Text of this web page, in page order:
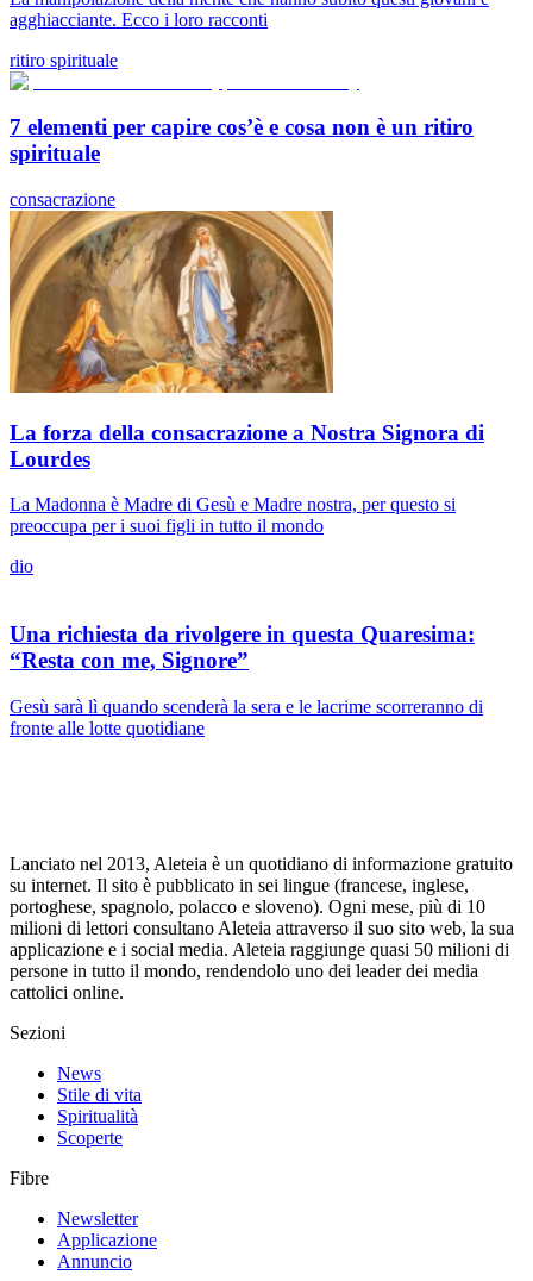
agghiacciante. Ecco i loro racconti
ritiro spirituale
7 elementi per capire cos’è e cosa non è un ritiro
spirituale
consacrazione
La forza della consacrazione a Nostra Signora di
Lourdes
La Madonna è Madre di Gesù e Madre nostra, per questo si
preoccupa per i suoi figli in tutto il mondo
dio
Una richiesta da rivolgere in questa Quaresima:
“Resta con me, Signore”
Gesù sarà lì quando scenderà la sera e le lacrime scorreranno di
fronte alle lotte quotidiane
Lanciato nel 2013, Aleteia è un quotidiano di informazione gratuito
su internet. Il sito è pubblicato in sei lingue (francese, inglese,
portoghese, spagnolo, polacco e sloveno). Ogni mese, più di 10
milioni di lettori consultano Aleteia attraverso il suo sito web, la sua
applicazione e i social media. Aleteia raggiunge quasi 50 milioni di
persone in tutto il mondo, rendendolo uno dei leader dei media
cattolici online.
Sezioni
News
Stile di vita
Spiritualità
Scoperte
Fibre
Newsletter
Applicazione
Annuncio